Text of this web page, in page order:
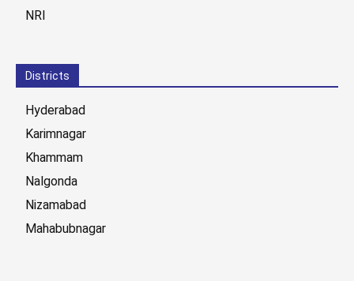
NRI
Districts
Hyderabad
Karimnagar
Khammam
Nalgonda
Nizamabad
Mahabubnagar